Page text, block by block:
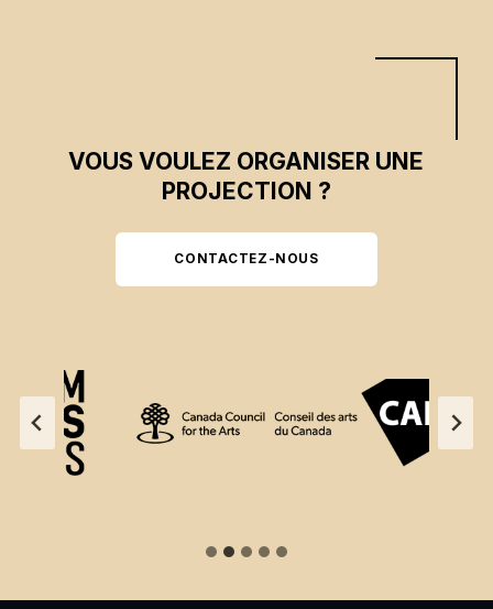
VOUS VOULEZ ORGANISER UNE
PROJECTION ?
CONTACTEZ-NOUS